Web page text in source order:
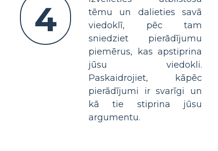
4
tēmu un dalieties savā
viedoklī, pēc tam
sniedziet pierādījumu
piemērus, kas apstiprina
jūsu viedokli.
Paskaidrojiet, kāpēc
pierādījumi ir svarīgi un
kā tie stiprina jūsu
argumentu.